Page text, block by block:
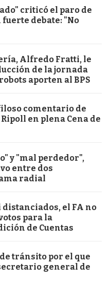
criticó el paro de
debate: "No
Alfredo Fratti, le
de la jornada
aporten al BPS
comentario de
en plena Cena de
y "mal perdedor",
entre dos
radial
el FA no
para la
de Cuentas
tránsito por el que
general de